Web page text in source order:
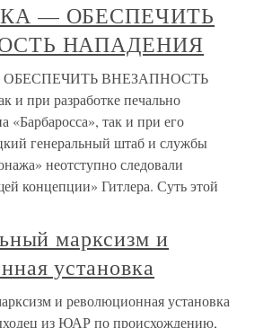
— ОБЕСПЕЧИТЬ
НАПАДЕНИЯ
ВНЕЗАПНОСТЬ
при разработке печально
«Барбаросса», так и при его
генеральный штаб и службы
неотступно следовали
концепции» Гитлера. Суть этой
марксизм и
установка
и революционная установка
из ЮАР по происхождению,